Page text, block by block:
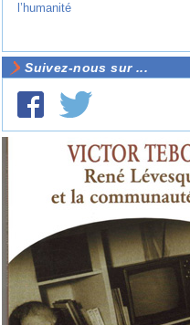
l’humanité
Suivez-nous sur ...